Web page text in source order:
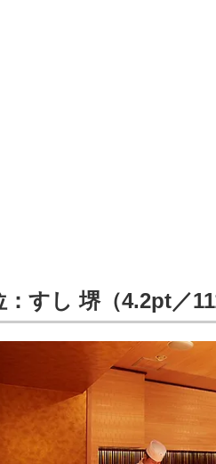
：すし 堺（4.2pt／